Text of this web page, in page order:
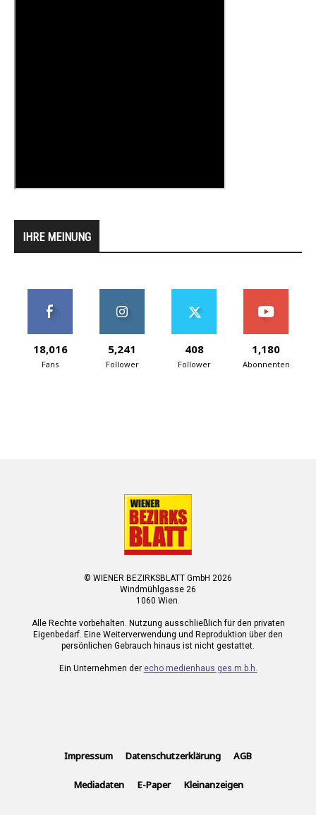
IHRE MEINUNG
18,016
Fans
5,241
Follower
408
Follower
1,180
Abonnenten
© WIENER BEZIRKSBLATT GmbH 2026
Windmühlgasse 26
1060 Wien.
Alle Rechte vorbehalten. Nutzung ausschließlich für den privaten
Eigenbedarf. Eine Weiterverwendung und Reproduktion über den
persönlichen Gebrauch hinaus ist nicht gestattet.
Ein Unternehmen der echo medienhaus ges.m.b.h.
Impressum Datenschutzerklärung AGB
Mediadaten E-Paper Kleinanzeigen